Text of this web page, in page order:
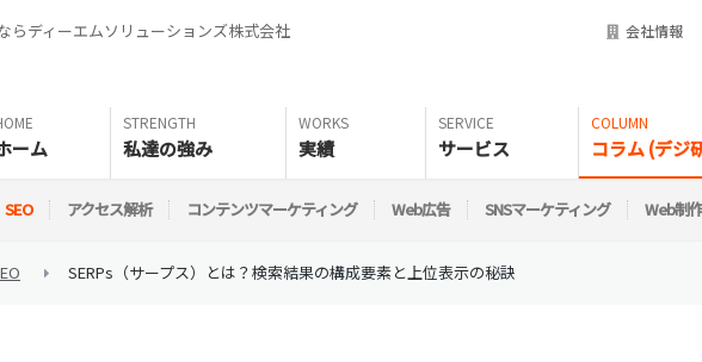
らディーエムソリューションズ株式会社 会社情報
ーム 私達の強み 実績 サービス コラム (デジ
SEO アクセス解析 コンテンツマーケティング Web広告 SNSマーケティング Web制作
SERPs（サープス）とは？検索結果の構成要素と上位表示の秘訣